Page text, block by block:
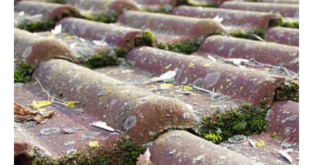
beauté de votre toiture. Nous mettons toujours la sécurité
en premier plan lors de chaque intervention. Alors optez
pour la qualité au meilleur prix, contactez-nous et obtenez
un devis détaillé gratuit pour un toit impeccable.